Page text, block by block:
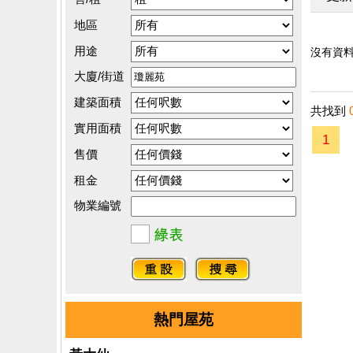
地區
用途
大廈/街道
建築面積
實用面積
售價
租金
物業編號
熱門屋苑
沒有資料
共找到
1